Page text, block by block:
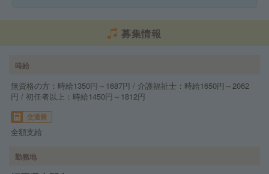
募集情報
時給
無資格の方：時給1350円～1687円 / 介護福祉士：時給1650円～2062
円 / 初任者以上：時給1450円～1812円
交通費
全額支給
勤務地